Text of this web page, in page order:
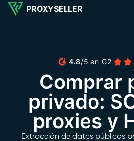
PROXYSELLER
4.8/5 en G2
Comprar
privado:
proxies y
Extracción de datos públicos